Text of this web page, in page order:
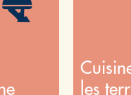
les